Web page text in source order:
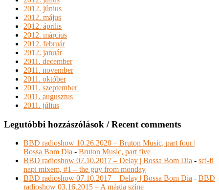
2012. június
2012. május
2012. április
2012. március
2012. február
2012. január
2011. december
2011. november
2011. október
2011. szeptember
2011. augusztus
2011. július
Legutóbbi hozzászólások / Recent comments
BBD radioshow 10.26.2020 – Bruton Music, part four |
Bossa Bom Dia - Bruton Music, part five
BBD radioshow 07.10.2017 – Delay | Bossa Bom Dia - sci-fi
napi mixem, #1 – the guy from monday
BBD radioshow 07.10.2017 – Delay | Bossa Bom Dia - BBD
radioshow 03.16.2015 – A mágia színe